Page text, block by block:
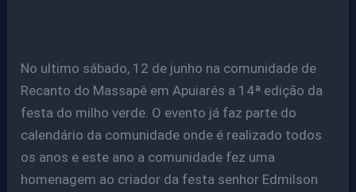
No ultimo sábado, 12 de junho na comunidade de
Recanto do Massapê em Apuiarés a 14ª edição da
festa do milho verde. O evento já faz parte do
calendário da comunidade onde é realizado todos
os anos e este ano a comunidade fez uma
homenagem ao criador da festa senhor Edmilson